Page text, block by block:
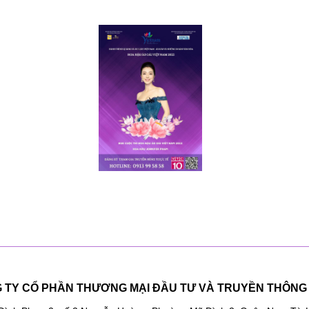
TY CỔ PHẦN THƯƠNG MẠI ĐẦU TƯ VÀ TRUYỀN THÔNG